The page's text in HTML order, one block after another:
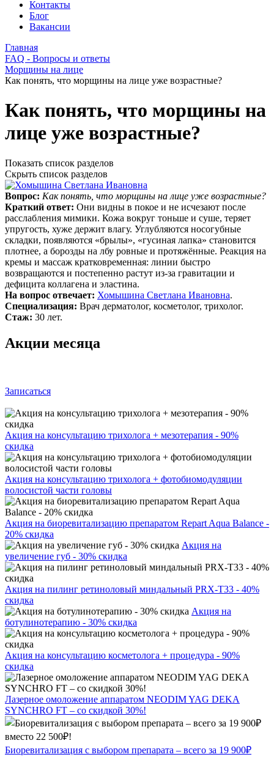
Контакты
Блог
Вакансии
Главная
FAQ - Вопросы и ответы
Морщины на лице
Как понять, что морщины на лице уже возрастные?
Как понять, что морщины на
лице уже возрастные?
Показать список разделов
Скрыть список разделов
Вопрос: Как понять, что морщины на лице уже возрастные?
Краткий ответ: Они видны в покое и не исчезают после
расслабления мимики. Кожа вокруг тоньше и суше, теряет
упругость, хуже держит влагу. Углубляются носогубные
складки, появляются «брылы», «гусиная лапка» становится
плотнее, а борозды на лбу ровные и протяжённые. Реакция на
кремы и массаж кратковременная: линии быстро
возвращаются и постепенно растут из‑за гравитации и
дефицита коллагена и эластина.
На вопрос отвечает: Хомышина Светлана Ивановна.
Специализация: Врач дерматолог, косметолог, трихолог.
Стаж: 30 лет.
Акции месяца
Записаться
Акция на консультацию трихолога + мезотерапия - 90%
скидка
Акция на консультацию трихолога + фотобиомодуляции
волосистой части головы
Акция на биоревитализацию препаратом Repart Aqua Balance -
20% скидка
Акция на
увеличение губ - 30% скидка
Акция на пилинг ретиноловый миндальный PRX-T33 - 40%
скидка
Акция на
ботулинотерапию - 30% скидка
Акция на консультацию косметолога + процедура - 90%
скидка
Лазерное омоложение аппаратом NEODIM YAG DEKA
SYNCHRO FT – со скидкой 30%!
Биоревитализация с выбором препарата – всего за 19 900₽